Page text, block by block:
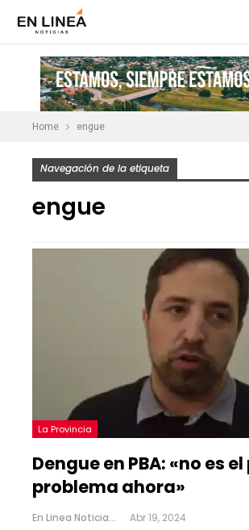
Home engue
Navegación de la etiqueta
engue
La Provincia
Dengue en PBA: «no es
problema ahora»
En Linea Noticias Abr 19, 2024